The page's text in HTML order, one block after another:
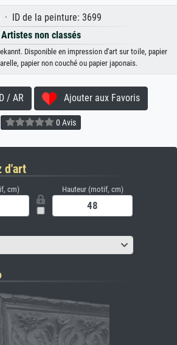
· ID de la peinture: 3699
Artistes non classés
Disponible en impression d'art sur toile, papier
papier non couché ou papier japonais.
/ AR Ajouter aux Favoris
0 Avis
d'art
cm) Hauteur (motif, cm)